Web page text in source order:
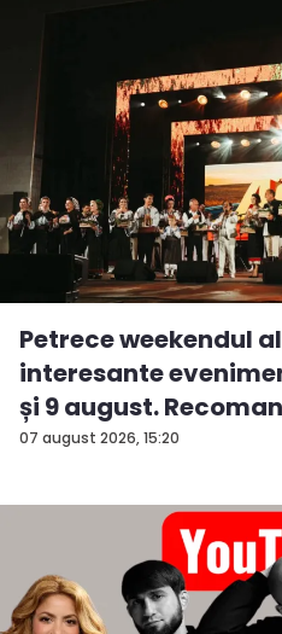
07 august 2026, 15:20
Petrece weekendul
interesante
și 9 august.